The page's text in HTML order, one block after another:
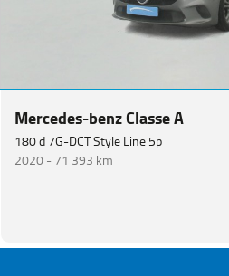
Mercedes-benz Classe A
180 d 7G-DCT Style Line 5p
2020 -71 393 km